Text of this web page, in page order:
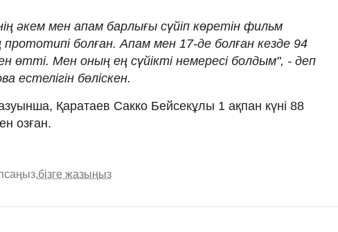
әкем мен апам барлығы сүйіп көретін фильм
прототипі болған. Апам мен 17-де болған кезде 94
өтті. Мен оның ең сүйікті немересі болдым", - деп
естелігін бөліскен.
Қаратаев Сакко Бейсекұлы 1 ақпан күні 88
озған.
бізге жазыңыз